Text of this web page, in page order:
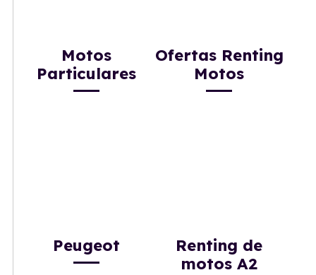
Motos
Particulares
Ofertas Renting
Motos
Peugeot
Renting de
motos A2